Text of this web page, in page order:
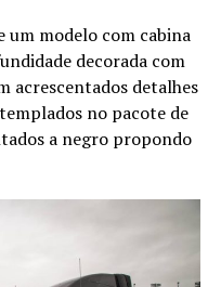
um modelo com cabina
decorada com
acrescentados detalhes
no pacote de
a negro propondo